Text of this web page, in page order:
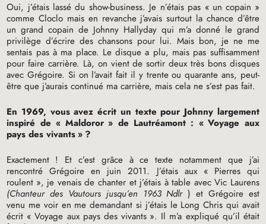
Oui, j’étais lassé du show-business. Je n’étais pas « un copain »
comme Cloclo mais en revanche j’avais surtout la chance d’être
un grand copain de Johnny Hallyday qui m’a donné le grand
privilège d’écrire des chansons pour lui. Mais bon, je ne me
sentais pas à ma place. Le disque a plu, mais pas suffisamment
pour faire carrière. Là, on vient de sortir deux très bons disques
avec Grégoire. Si on l’avait fait il y trente ou quarante ans, peut-
être que j’aurais continué ma carrière, mais cela ne s’est pas fait.
En 1969, vous avez écrit un texte pour Johnny largement
inspiré de « Maldoror » de Lautréamont : « Voyage aux
pays des vivants» ?
Exactement ! Et c’est grâce à ce texte notamment que j’ai
rencontré Grégoire en juin 2011. J’étais aux « Pierres qui
roulent », je venais de chanter et j’étais à table avec Vic Laurens
(Chanteur des Vautours jusqu’en 1963 Ndlr) et Grégoire est
venu me voir en me demandant si j’étais le Long Chris qui avait
écrit « Voyage aux pays des vivants ». Il m’a expliqué qu’il était